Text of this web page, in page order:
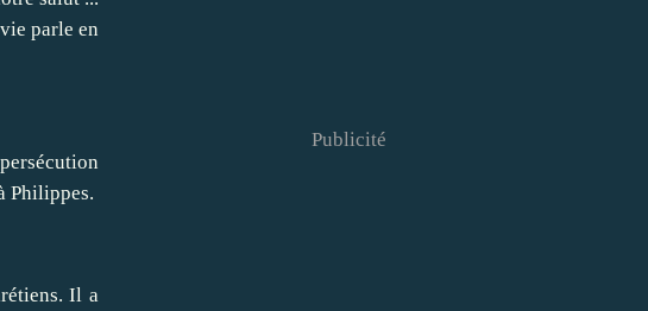
parle en
Philippes.
Il a
Publicité